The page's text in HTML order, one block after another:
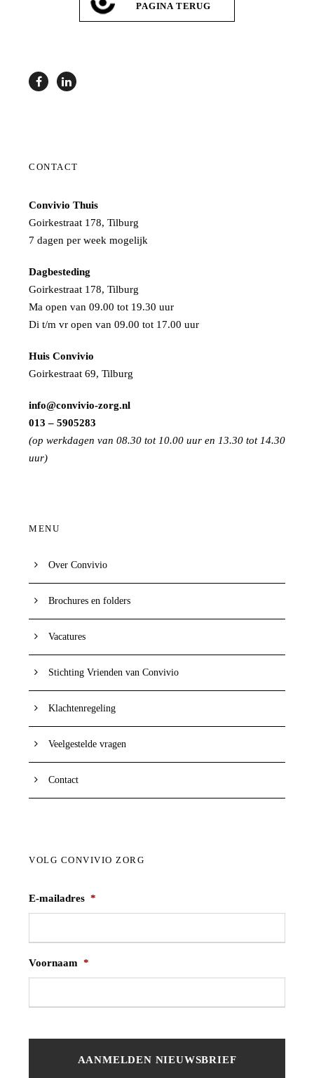
PAGINA TERUG
CONTACT
Convivio Thuis
Goirkestraat 178, Tilburg
7 dagen per week mogelijk
Dagbesteding
Goirkestraat 178, Tilburg
Ma open van 09.00 tot 19.30 uur
Di t/m vr open van 09.00 tot 17.00 uur
Huis Convivio
Goirkestraat 69, Tilburg
info@convivio-zorg.nl
013 – 5905283
(op werkdagen van 08.30 tot 10.00 uur en 13.30 tot 14.30
uur)
MENU
Over Convivio
Brochures en folders
Vacatures
Stichting Vrienden van Convivio
Klachtenregeling
Veelgestelde vragen
Contact
VOLG CONVIVIO ZORG
E-mailadres *
Voornaam *
r